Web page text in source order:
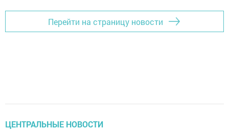
Перейти на страницу новости
ЦЕНТРАЛЬНЫЕ НОВОСТИ